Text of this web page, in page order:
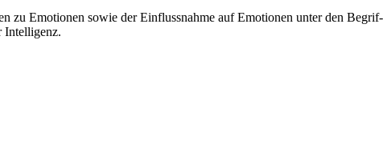
zu Emo­tio­nen sowie der Ein­fluss­nahme auf Emo­tio­nen unter den Begrif­
Intelligenz.